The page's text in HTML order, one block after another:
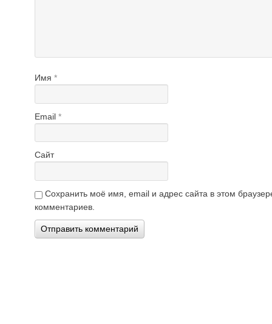
Имя *
Email *
Сайт
Сохранить моё имя, email и адрес сайта в этом
комментариев.